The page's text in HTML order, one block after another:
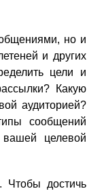
но и
и других
цели и
Какую
аудиторией?
сообщений
целевой
Чтобы достичь